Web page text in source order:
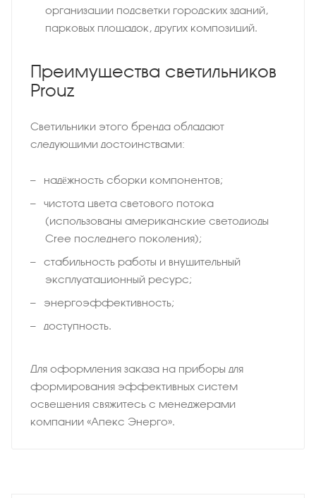
организации подсветки городских зданий,
парковых площадок, других композиций.
Преимущества светильников
Prouz
Светильники этого бренда обладают
следующими достоинствами:
надёжность сборки компонентов;
чистота цвета светового потока
(использованы американские светодиоды
Cree последнего поколения);
стабильность работы и внушительный
эксплуатационный ресурс;
энергоэффективность;
доступность.
Для оформления заказа на приборы для
формирования эффективных систем
освещения свяжитесь с менеджерами
компании «Апекс Энерго».